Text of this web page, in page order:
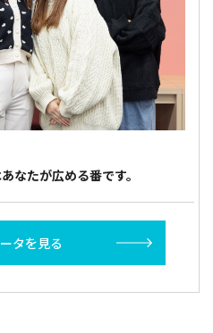
なたが広める番です。
タを見る